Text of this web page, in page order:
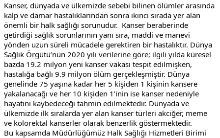
Kanser, dünyada ve ülkemizde sebebi bilinen ölümler arasında
kalp ve damar hastalıklarından sonra ikinci sırada yer alan
önemli bir halk sağlığı sorunudur.  Kanser beraberinde
getirdiği sağlık sorunlarının yanı sıra, maddi ve manevi
yönden uzun süreli mücadele gerektiren bir hastalıktır. Dünya
Sağlık Örgütü’nün 2020 yılı verilerine göre; ilgili yılda küresel
bazda 19.2 milyon yeni kanser vakası tespit edilmişken,
hastalığa bağlı 9.9 milyon ölüm gerçekleşmiştir. Dünya
genelinde 75 yaşına kadar her 5 kişiden 1 kişinin kansere
yakalanacağı ve her 10 kişiden 1’inin ise kanser nedeniyle
hayatını kaybedeceği tahmin edilmektedir. Dünyada ve
ülkemizde ilk sıralarda yer alan kanser türleri akciğer, meme
ve kolorektal kanserler olarak benzerlik göstermektedir.
Bu kapsamda Müdürlüğümüz Halk Sağlığı Hizmetleri Birimi